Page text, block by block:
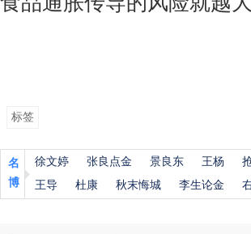
标签
名
博
徐文婷 张良点金 景良东 王杨
王导
杜康 秋末悔城 李生论金